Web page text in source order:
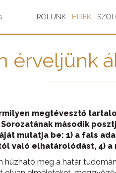
RÓLUNK HÍREK
érveljünk
megtévesztő
második
mutatja be: 1) a fals
való elhatárolódást, 4)
húzható meg a határ